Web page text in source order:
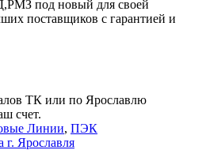
под новый для своей
поставщиков с гарантией и
ТК или по Ярославлю
счет.
Линии, ПЭК
г. Ярославля